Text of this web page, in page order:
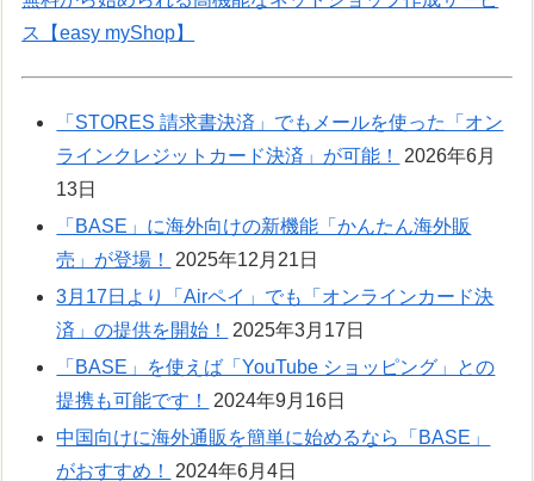
ス【easy myShop】
「STORES 請求書決済」でもメールを使った「オン
ラインクレジットカード決済」が可能！
2026年6月
13日
「BASE」に海外向けの新機能「かんたん海外販
売」が登場！
2025年12月21日
3月17日より「Airペイ」でも「オンラインカード決
済」の提供を開始！
2025年3月17日
「BASE」を使えば「YouTube ショッピング」との
提携も可能です！
2024年9月16日
中国向けに海外通販を簡単に始めるなら「BASE」
がおすすめ！
2024年6月4日